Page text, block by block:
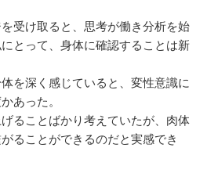
受け取ると、思考が働き分析を始
とって、身体に確認することは新
を深く感じていると、変性意識に
あった。
ることばかり考えていたが、肉体
ることができるのだと実感でき